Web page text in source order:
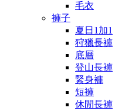
毛衣
褲子
夏日1加1
狩獵長褲
底層
登山長褲
緊身褲
短褲
休閒長褲